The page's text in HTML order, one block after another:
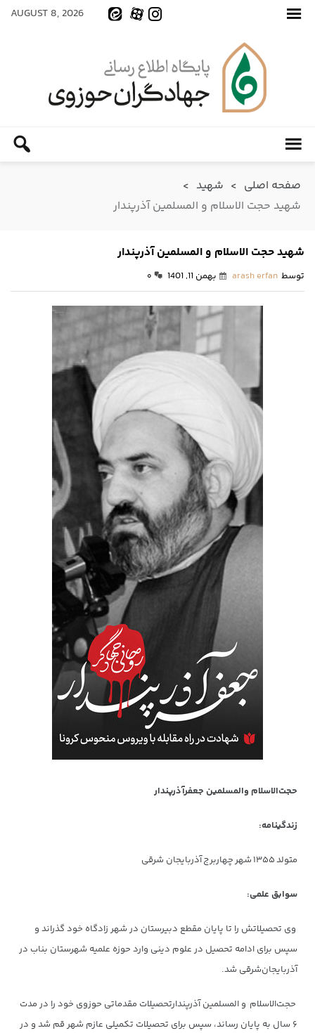
AUGUST 8, 2026
صفحه اصلی > شهید >
شهید حجت الاسلام و المسلمین آذرپندار
شهید حجت الاسلام و المسلمین آذرپندار
توسط arash erfan بهمن 11, 1401 ۰
حجت‌الاسلام والمسلمین جعفرآذرپندار
زندگینامه:
متولد ۱۳۵۵ شهر چهاربرج آذربایجان شرقی
سوابق علمی:
وی تحصیلاتش را تا پایان مقطع دبیرستان در شهر زادگاه خود گذراند و
سپس برای ادامه تحصیل در علوم دینی وارد حوزه علمیه شهرستان بناب در
آذربایجان‌شرقی شد.
حجت‌الاسلام و المسلمین آذرپندارتحصیلات مقدماتی حوزوی خود را در مدت
۶ سال به پایان رساند، سپس برای تحصیلات تکمیلی عازم شهر قم شد و در